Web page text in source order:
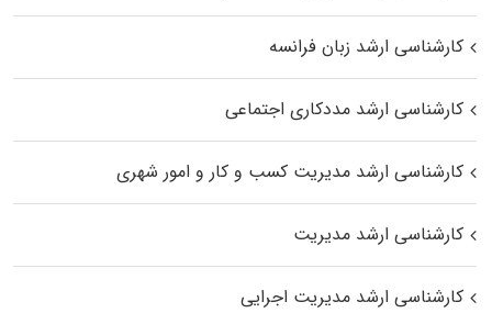
کارشناسی ارشد زبان فرانسه
کارشناسی ارشد مددکاری اجتماعی
کارشناسی ارشد مدیریت کسب و کار و امور شهری
کارشناسی ارشد مدیریت
کارشناسی ارشد مدیریت اجرایی